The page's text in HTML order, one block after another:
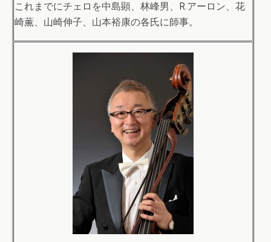
これまでにチェロを中島顕、林峰男、R.アーロン、花
崎薫、山崎伸子、山本裕康の各氏に師事。